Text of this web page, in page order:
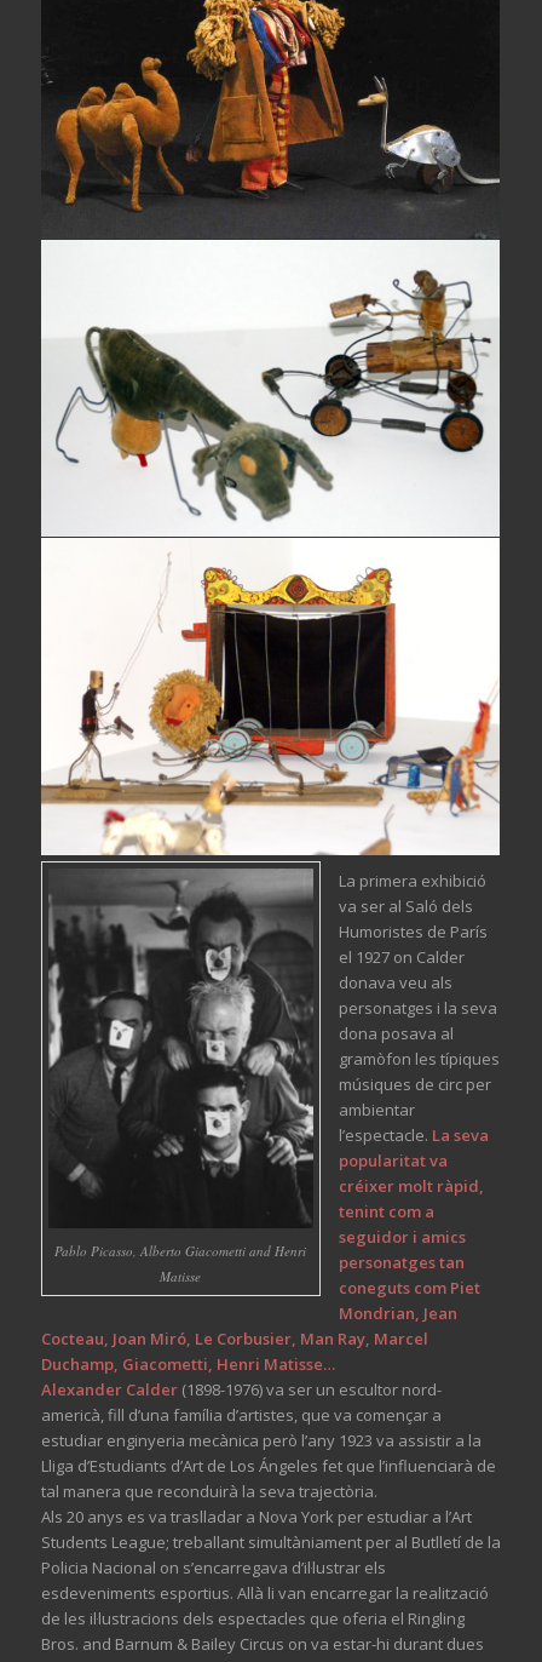
Pablo Picasso, Alberto Giacometti and Henri
Matisse
La primera exhibició
va ser al Saló dels
Humoristes de París
el 1927 on Calder
donava veu als
personatges i la seva
dona posava al
gramòfon les típiques
músiques de circ per
ambientar
l’espectacle. La seva
popularitat va
créixer molt ràpid,
tenint com a
seguidor i amics
personatges tan
coneguts com Piet
Mondrian, Jean
Cocteau, Joan Miró, Le Corbusier, Man Ray, Marcel
Duchamp, Giacometti, Henri Matisse…
Alexander Calder(1898-1976) va ser un escultor nord-
americà, fill d’una família d’artistes, que va començar a
estudiar enginyeria mecànica però l’any 1923 va assistir a la
Lliga d’Estudiants d’Art de Los Ángeles fet que l’influenciarà de
tal manera que reconduirà la seva trajectòria.
Als 20 anys es va traslladar a Nova York per estudiar a l’Art
Students League; treballant simultàniament per al Butlletí de la
Policia Nacional on s’encarregava d’il·lustrar els
esdeveniments esportius. Allà li van encarregar la realització
de les il·lustracions dels espectacles que oferia el Ringling
Bros. and Barnum & Bailey Circus on va estar-hi durant dues